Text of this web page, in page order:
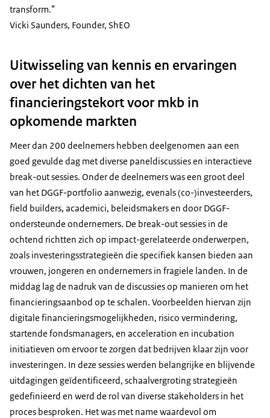
transform.”
Vicki Saunders, Founder, ShEO
Uitwisseling van kennis en ervaringen
over het dichten van het
financieringstekort voor mkb in
opkomende markten
Meer dan 200 deelnemers hebben deelgenomen aan een
goed gevulde dag met diverse paneldiscussies en interactieve
break-out sessies. Onder de deelnemers was een groot deel
van het DGGF-portfolio aanwezig, evenals (co-)investeerders,
field builders, academici, beleidsmakers en door DGGF-
ondersteunde ondernemers. De break-out sessies in de
ochtend richtten zich op impact-gerelateerde onderwerpen,
zoals investeringsstrategieën die specifiek kansen bieden aan
vrouwen, jongeren en ondernemers in fragiele landen. In de
middag lag de nadruk van de discussies op manieren om het
financieringsaanbod op te schalen. Voorbeelden hiervan zijn
digitale financieringsmogelijkheden, risico vermindering,
startende fondsmanagers, en acceleration en incubation
initiatieven om ervoor te zorgen dat bedrijven klaar zijn voor
investeringen. In deze sessies werden belangrijke en blijvende
uitdagingen geïdentificeerd, schaalvergroting strategieën
gedefinieerd en werd de rol van diverse stakeholders in het
proces besproken. Het was met name waardevol om